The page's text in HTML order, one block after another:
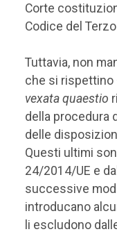
Corte
Codice del
Tuttavia, non
che si rispettino
vexata quaestio
della procedura
delle
Questi ultimi
24/2014/UE e
successive
introducano
li escludono